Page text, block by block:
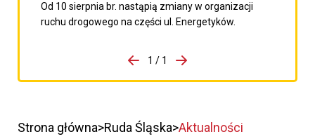
Od 10 sierpnia br. nastąpią zmiany w organizacji
ruchu drogowego na części ul. Energetyków.
porzpedniego komunikatu
1 / 1
Przejdź do następnego
Strona główna Ruda Śląska Aktualności